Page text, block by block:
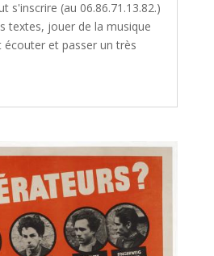
s'inscrire (au 06.86.71.13.82.)
textes, jouer de la musique
écouter et passer un très